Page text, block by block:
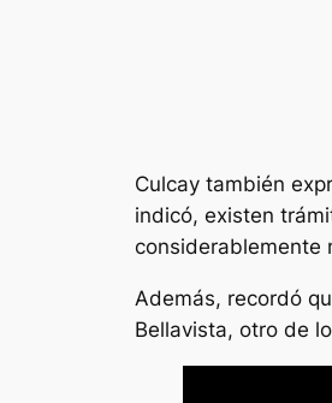
Culcay también
indicó, existen
considerablemente
Además, recordó
Bellavista, otro de